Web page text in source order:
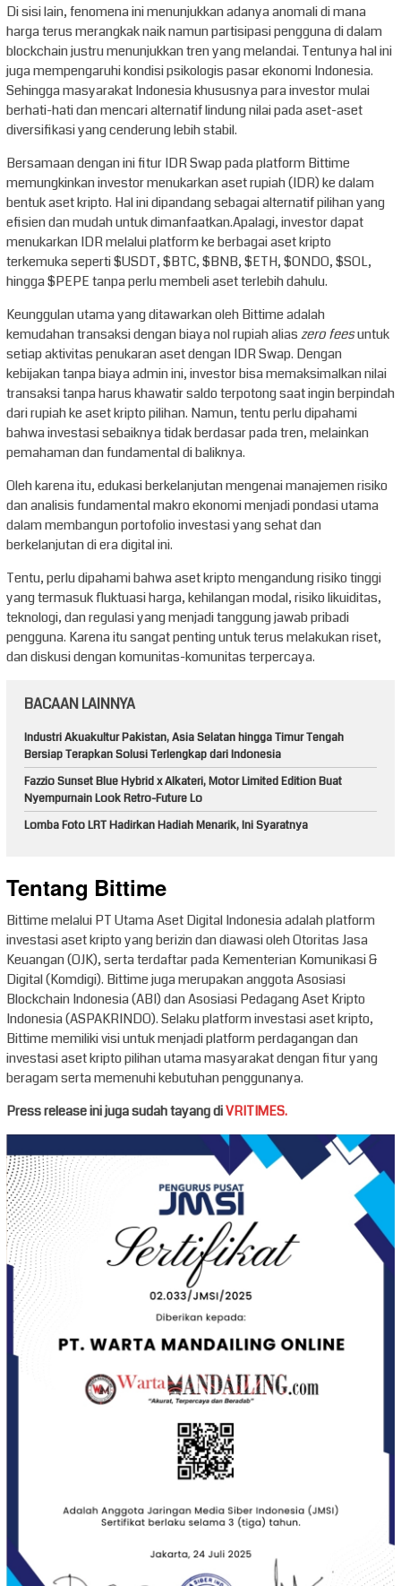
Di sisi lain, fenomena ini menunjukkan adanya anomali di mana
harga terus merangkak naik namun partisipasi pengguna di dalam
blockchain justru menunjukkan tren yang melandai. Tentunya hal ini
juga mempengaruhi kondisi psikologis pasar ekonomi Indonesia.
Sehingga masyarakat Indonesia khususnya para investor mulai
berhati-hati dan mencari alternatif lindung nilai pada aset-aset
diversifikasi yang cenderung lebih stabil.
Bersamaan dengan ini fitur IDR Swap pada platform Bittime
memungkinkan investor menukarkan aset rupiah (IDR) ke dalam
bentuk aset kripto. Hal ini dipandang sebagai alternatif pilihan yang
efisien dan mudah untuk dimanfaatkan.Apalagi, investor dapat
menukarkan IDR melalui platform ke berbagai aset kripto
terkemuka seperti $USDT, $BTC, $BNB, $ETH, $ONDO, $SOL,
hingga $PEPE tanpa perlu membeli aset terlebih dahulu.
Keunggulan utama yang ditawarkan oleh Bittime adalah
kemudahan transaksi dengan biaya nol rupiah aliaszero feesuntuk
setiap aktivitas penukaran aset dengan IDR Swap. Dengan
kebijakan tanpa biaya admin ini, investor bisa memaksimalkan nilai
transaksi tanpa harus khawatir saldo terpotong saat ingin berpindah
dari rupiah ke aset kripto pilihan. Namun, tentu perlu dipahami
bahwa investasi sebaiknya tidak berdasar pada tren, melainkan
pemahaman dan fundamental di baliknya.
Oleh karena itu, edukasi berkelanjutan mengenai manajemen risiko
dan analisis fundamental makro ekonomi menjadi pondasi utama
dalam membangun portofolio investasi yang sehat dan
berkelanjutan di era digital ini.
Tentu, perlu dipahami bahwa aset kripto mengandung risiko tinggi
yang termasuk fluktuasi harga, kehilangan modal, risiko likuiditas,
teknologi, dan regulasi yang menjadi tanggung jawab pribadi
pengguna. Karena itu sangat penting untuk terus melakukan riset,
dan diskusi dengan komunitas-komunitas terpercaya.
BACAAN LAINNYA
Industri Akuakultur Pakistan, Asia Selatan hingga Timur Tengah
Bersiap Terapkan Solusi Terlengkap dari Indonesia
Fazzio Sunset Blue Hybrid x Alkateri, Motor Limited Edition Buat
Nyempurnain Look Retro-Future Lo
Lomba Foto LRT Hadirkan Hadiah Menarik, Ini Syaratnya
Tentang Bittime
Bittime melalui PT Utama Aset Digital Indonesia adalah platform
investasi aset kripto yang berizin dan diawasi oleh Otoritas Jasa
Keuangan (OJK), serta terdaftar pada Kementerian Komunikasi &
Digital (Komdigi). Bittime juga merupakan anggota Asosiasi
Blockchain Indonesia (ABI) dan Asosiasi Pedagang Aset Kripto
Indonesia (ASPAKRINDO). Selaku platform investasi aset kripto,
Bittime memiliki visi untuk menjadi platform perdagangan dan
investasi aset kripto pilihan utama masyarakat dengan fitur yang
beragam serta memenuhi kebutuhan penggunanya.
Press release ini juga sudah tayang diVRITIMES.